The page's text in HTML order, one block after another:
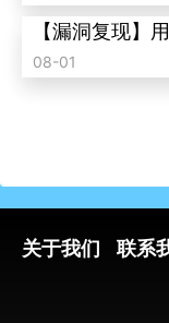
【漏洞复现】
08-01
关于我们 联系